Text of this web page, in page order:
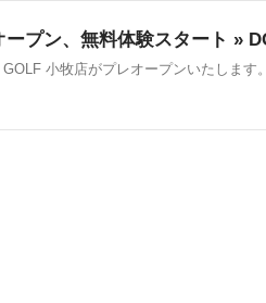
プン、無料体験スタート »
小牧店がプレオープンいたします